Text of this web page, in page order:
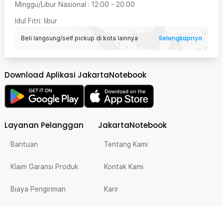
Minggu/Libur Nasional : 12:00 - 20:00
Idul Fitri: libur
Beli langsung/self pickup di kota lainnya Selengkapnya
Download Aplikasi JakartaNotebook
Layanan Pelanggan
Bantuan
Klaim Garansi Produk
Biaya Pengiriman
JakartaNotebook
Tentang Kami
Kontak Kami
Karir